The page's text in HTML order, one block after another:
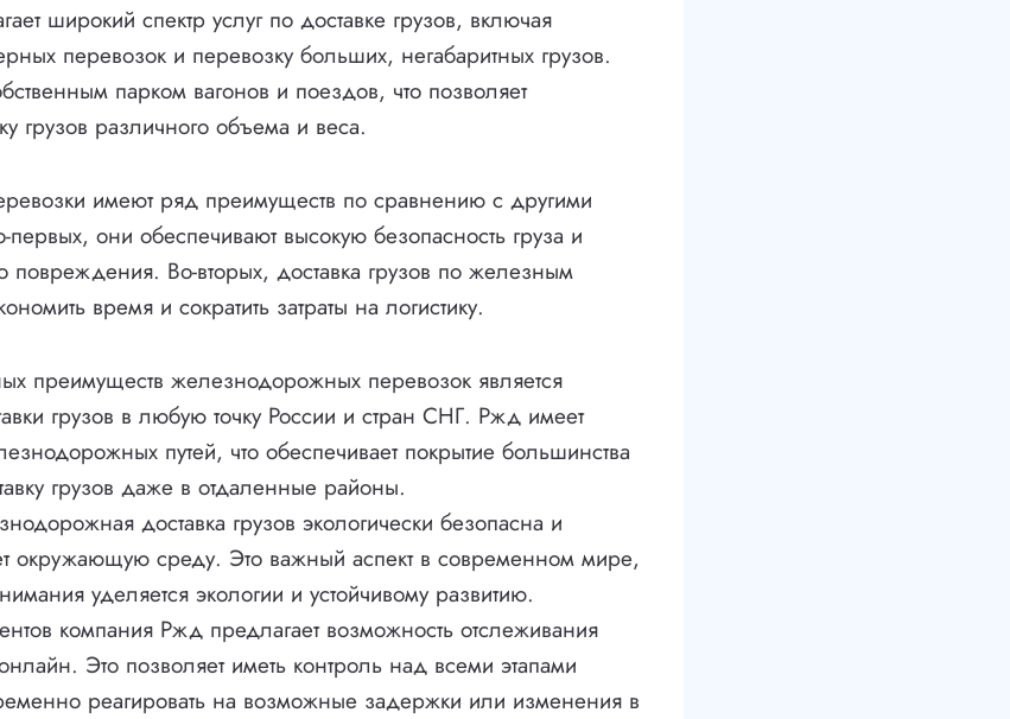
широкий спектр услуг по доставке грузов, включая
перевозок и перевозку больших, негабаритных грузов.
парком вагонов и поездов, что позволяет
грузов различного объема и веса.
имеют ряд преимуществ по сравнению с другими
первых, они обеспечивают высокую безопасность груза и
повреждения. Во-вторых, доставка грузов по железным
время и сократить затраты на логистику.
преимуществ железнодорожных перевозок является
грузов в любую точку России и стран СНГ. Ржд имеет
путей, что обеспечивает покрытие большинства
грузов даже в отдаленные районы.
доставка грузов экологически безопасна и
окружающую среду. Это важный аспект в современном мире,
уделяется экологии и устойчивому развитию.
компания Ржд предлагает возможность отслеживания
Это позволяет иметь контроль над всеми этапами
реагировать на возможные задержки или изменения в